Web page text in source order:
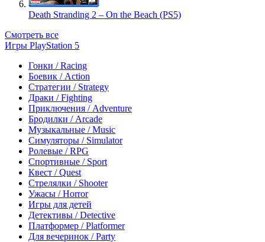
Death Stranding 2 – On the Beach (PS5)
Смотреть все
Игры PlayStation 5
Гонки / Racing
Боевик / Action
Стратегии / Strategy
Драки / Fighting
Приключения / Adventure
Бродилки / Arcade
Музыкальные / Music
Симуляторы / Simulator
Ролевые / RPG
Спортивные / Sport
Квест / Quest
Стрелялки / Shooter
Ужасы / Horror
Игры для детей
Детективы / Detective
Платформер / Platformer
Для вечеринок / Party